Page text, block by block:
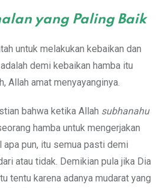
yang Paling Baik
untuk melakukan kebaikan dan
demi kebaikan hamba itu
Allah amat menyayanginya.
bahwa ketika Allah subhanahu
hamba untuk mengerjakan
pun, itu semua pasti demi
atau tidak. Demikian pula jika Dia
tentu karena adanya mudarat yang